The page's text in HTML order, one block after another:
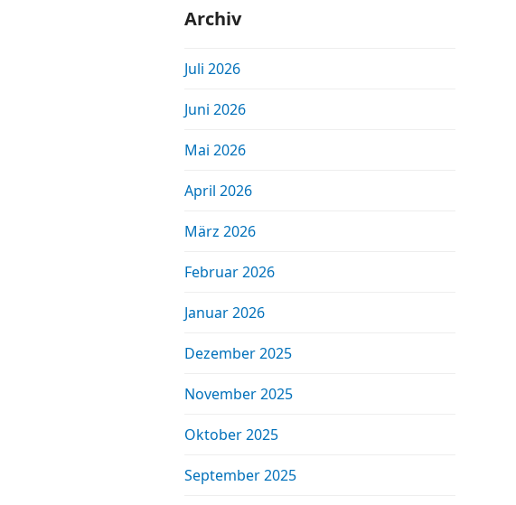
Archiv
Juli 2026
Juni 2026
Mai 2026
April 2026
März 2026
Februar 2026
Januar 2026
Dezember 2025
November 2025
Oktober 2025
September 2025